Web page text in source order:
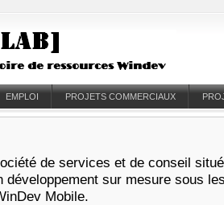
EMPLOI PROJETS COMMERCIAUX
de services et de conseil
développement sur mesure sous
Mobile.